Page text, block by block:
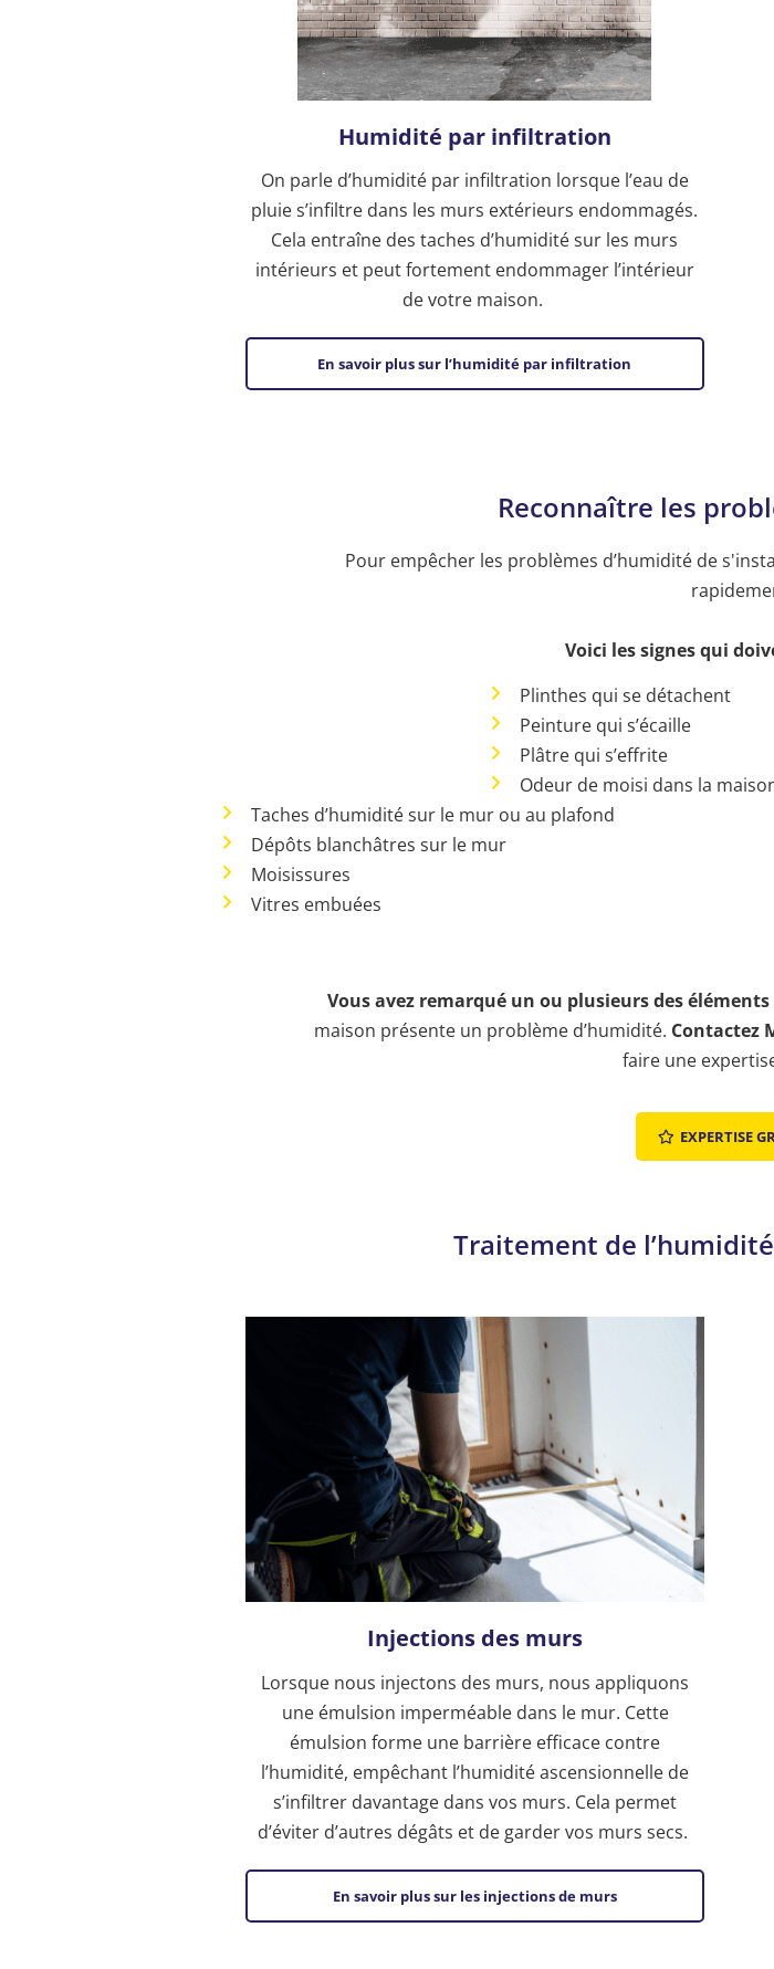
Humidité par infiltration
On parle d’humidité par infiltration lorsque l’eau de
pluie s’infiltre dans les murs extérieurs endommagés.
Cela entraîne des taches d’humidité sur les murs
intérieurs et peut fortement endommager l’intérieur
de votre maison.
En savoir plus sur l’humidité par infiltration
Reconnaître les
Pour empêcher les problèmes d’humidité de
Voici les signes qui
Plinthes qui se détachent
Peinture qui s’écaille
Plâtre qui s’effrite
Odeur de moisi dans la
Taches d’humidité sur le mur ou au plafond
Dépôts blanchâtres sur le mur
Moisissures
Vitres embuées
Vous avez remarqué un ou plusieurs des éléments
maison présente un problème d’humidité. Contactez
faire une
EXPERTISE
Traitement de
Injections des murs
Lorsque nous injectons des murs, nous appliquons
une émulsion imperméable dans le mur. Cette
émulsion forme une barrière efficace contre
l’humidité, empêchant l’humidité ascensionnelle de
s’infiltrer davantage dans vos murs. Cela permet
d’éviter d’autres dégâts et de garder vos murs secs.
En savoir plus sur les injections de murs